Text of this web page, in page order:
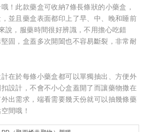
！此款藥盒可收納7條長條狀的小藥盒，
並且藥盒表面都印上了早、中、晚和睡前
說，服藥時間很好辨識，不用擔心吃錯
固，盒蓋多次開闔也不容易斷裂，非常耐
在於每條小藥盒都可以單獨抽出、方便外
設計，不會不小心盒蓋開了而讓藥物撒在
出需求，端看需要幾天份就可以抽幾條藥
間哦！